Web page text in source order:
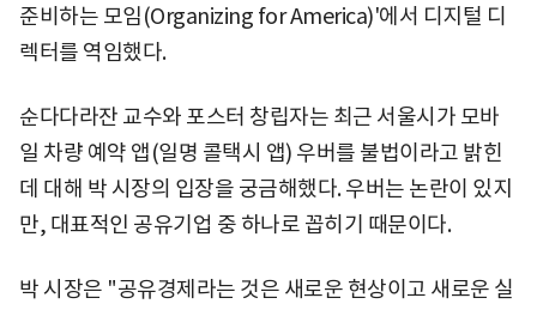
준비하는 모임(Organizing for America)'에서 디지털 디
렉터를 역임했다.
순다다라잔 교수와 포스터 창립자는 최근 서울시가 모바
일 차량 예약 앱(일명 콜택시 앱) 우버를 불법이라고 밝힌
데 대해 박 시장의 입장을 궁금해했다. 우버는 논란이 있지
만, 대표적인 공유기업 중 하나로 꼽히기 때문이다.
박 시장은 "공유경제라는 것은 새로운 현상이고 새로운 실